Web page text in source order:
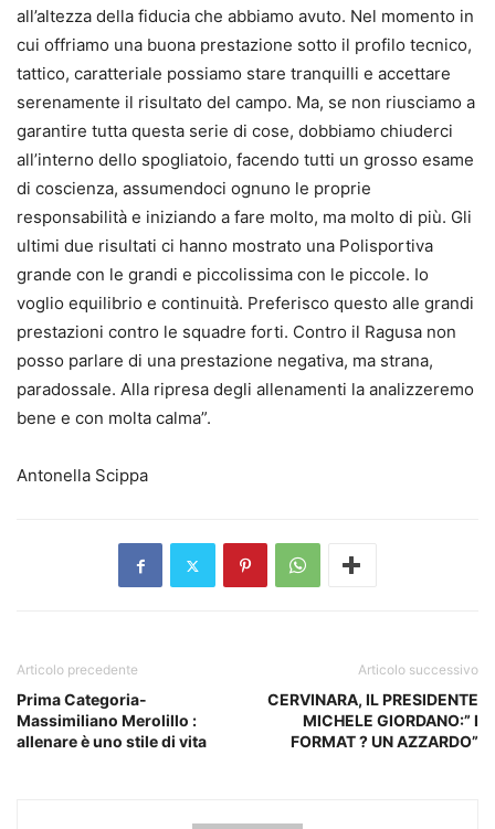
all’altezza della fiducia che abbiamo avuto. Nel momento in
cui offriamo una buona prestazione sotto il profilo tecnico,
tattico, caratteriale possiamo stare tranquilli e accettare
serenamente il risultato del campo. Ma, se non riusciamo a
garantire tutta questa serie di cose, dobbiamo chiuderci
all’interno dello spogliatoio, facendo tutti un grosso esame
di coscienza, assumendoci ognuno le proprie
responsabilità e iniziando a fare molto, ma molto di più. Gli
ultimi due risultati ci hanno mostrato una Polisportiva
grande con le grandi e piccolissima con le piccole. Io
voglio equilibrio e continuità. Preferisco questo alle grandi
prestazioni contro le squadre forti. Contro il Ragusa non
posso parlare di una prestazione negativa, ma strana,
paradossale. Alla ripresa degli allenamenti la analizzeremo
bene e con molta calma”.
Antonella Scippa
Articolo precedente
Prima Categoria-
Massimiliano Merolillo :
allenare è uno stile di vita
Articolo successivo
CERVINARA, IL PRESIDENTE
MICHELE GIORDANO:” I
FORMAT ? UN AZZARDO”